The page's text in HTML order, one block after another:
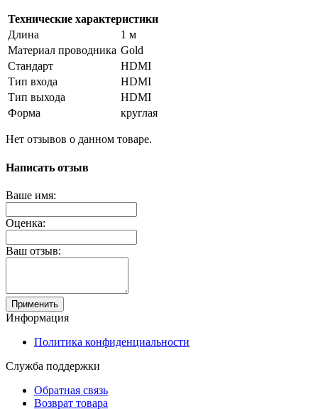
Технические характеристики
Длина
1 м
Материал проводника Gold
Стандарт
HDMI
Тип входа
HDMI
Тип выхода
HDMI
Форма
круглая
Нет отзывов о данном товаре.
Написать отзыв
Ваше имя:
Оценка:
Ваш отзыв:
Применить
Информация
Политика конфиденциальности
Служба поддержки
Обратная связь
Возврат товара